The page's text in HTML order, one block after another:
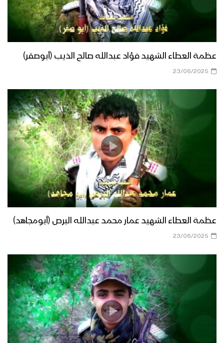
عظمة العطاء الشهيد فؤاد عبدالله صالح الذيب (أبوصقر)
23/06/2025
عظمة العطاء الشهيد عمار محمد عبدالله البرص (أبومجاهد)
23/06/2025